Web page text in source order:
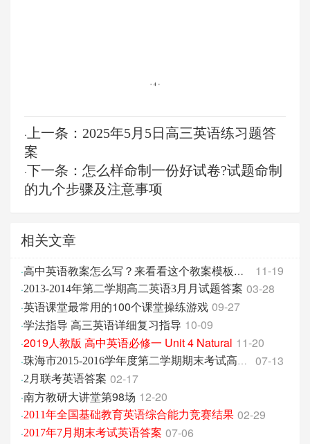
· 上一条：2025年5月5日高三英语练习题答
案
·下一条：怎么样命制一份好试卷?试题命制
的九个步骤及注意事项
相关文章
· 高中英语教案怎么写？来看看这个教案模板，很标准哦！ 11-19
·2013-2014年第二学期高二英语3月月试题答案 03-28
·英语课堂最常用的100个课堂操练游戏 09-27
·学法指导 高三英语详细复习指导 10-09
·2019人教版 高中英语必修一 Unit 4 Natural 11-20
· 07-13
·2月联考英语答案 02-17
·南方教研大讲堂第98场 12-20
·2011年全国基础教育英语综合能力竞赛结果 02-29
·2017年7月期末考试英语答案 07-06